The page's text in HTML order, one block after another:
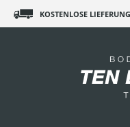
KOSTENLOSE